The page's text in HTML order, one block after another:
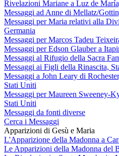
Rivelazioni Mariane a Luz de
Messaggi ad Anne di Mellatz/
Messaggi per Maria relativi alla
Germania
Messaggi per Marcos Tadeu
Messaggi per Edson Glauber a
Messaggi al Rifugio della Sacra
Messaggi ai Figli della Rinascita,
Messaggi a John Leary di
Stati Uniti
Messaggi per Maureen Sweeney-
Stati Uniti
Messaggi da fonti diverse
Cerca i Messaggi
Apparizioni di Gesù e Maria
L'Apparizione della Madonna a
Le Apparizioni della Madonna del